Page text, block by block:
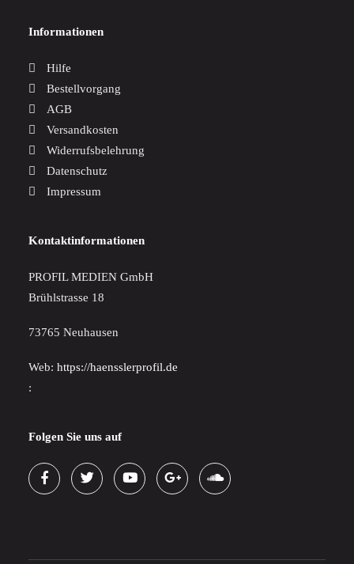
Informationen
Hilfe
Bestellvorgang
AGB
Versandkosten
Widerrufsbelehrung
Datenschutz
Impressum
Kontaktinformationen
PROFIL MEDIEN GmbH
Brühlstrasse 18
73765 Neuhausen
Web: https://haensslerprofil.de
:
Folgen Sie uns auf